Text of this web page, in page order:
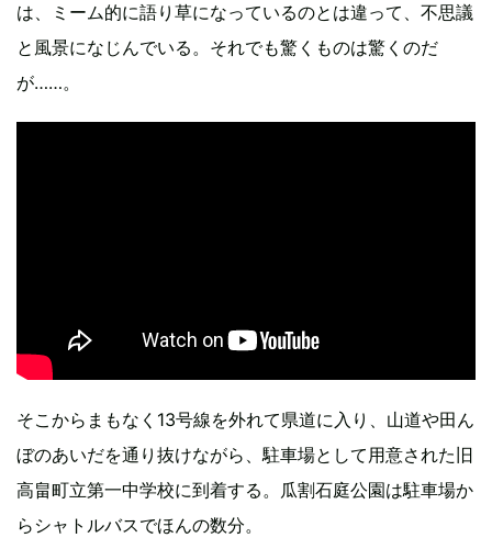
は、ミーム的に語り草になっているのとは違って、不思議
と風景になじんでいる。それでも驚くものは驚くのだ
が……。
そこからまもなく13号線を外れて県道に入り、山道や田ん
ぼのあいだを通り抜けながら、駐車場として用意された旧
高畠町立第一中学校に到着する。瓜割石庭公園は駐車場か
らシャトルバスでほんの数分。